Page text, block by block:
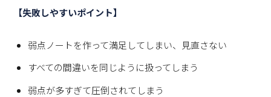
【失敗しやすいポイント】
弱点ノートを作って満足してしまい、見直さない
すべての間違いを同じように扱ってしまう
弱点が多すぎて圧倒されてしまう